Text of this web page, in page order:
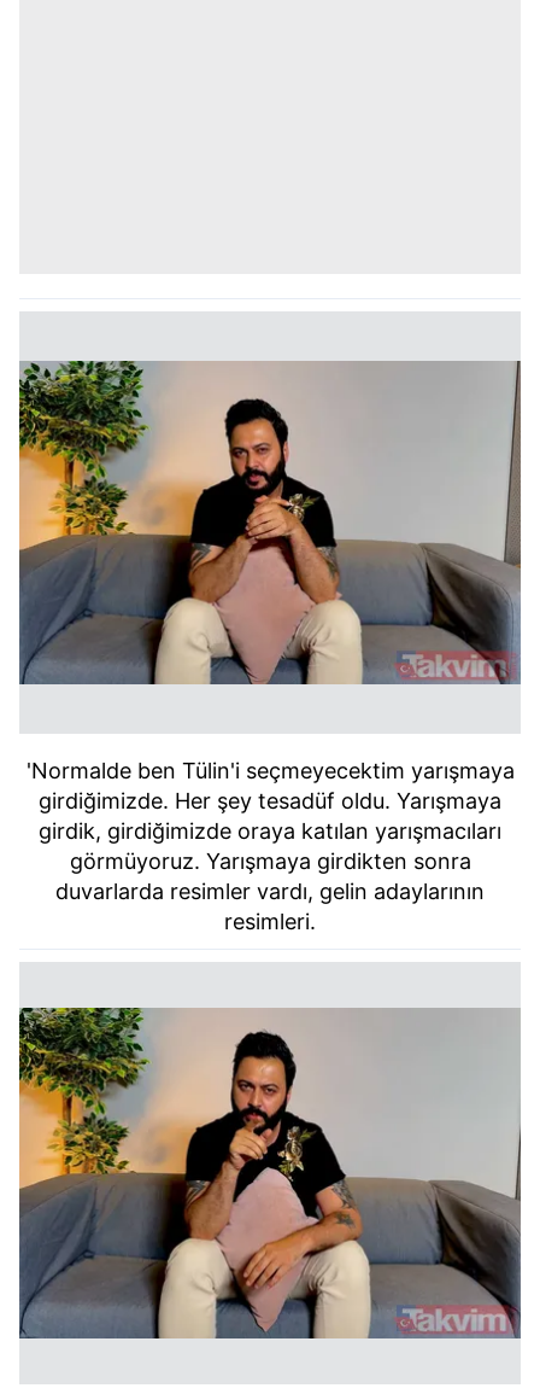
'Normalde ben Tülin'i seçmeyecektim yarışmaya
girdiğimizde. Her şey tesadüf oldu. Yarışmaya
girdik, girdiğimizde oraya katılan yarışmacıları
görmüyoruz. Yarışmaya girdikten sonra
duvarlarda resimler vardı, gelin adaylarının
resimleri.